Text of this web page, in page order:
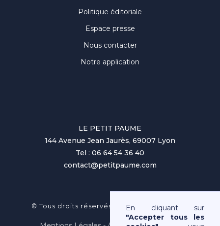
Politique éditoriale
Espace presse
Nous contacter
Notre application
LE PETIT PAUME
144 Avenue Jean Jaurès, 69007 Lyon
Tel : 06 64 54 36 40
contact@petitpaume.com
© Tous droits réservés au Petit Paumé 2025
En cliquant sur
"Accepter tous les